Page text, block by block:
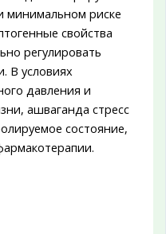
минимальном риске
свойства
регулировать
В условиях
давления и
ашваганда стресс
состояние,